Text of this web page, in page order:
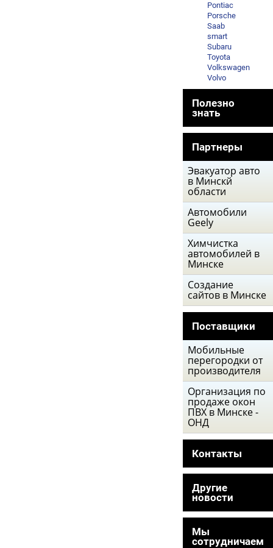
Pontiac
Porsche
Saab
smart
Subaru
Toyota
Volkswagen
Volvo
Полезно
знать
Партнеры
Эвакуатор авто
в Минскй
области
Автомобили
Geely
Химчистка
автомобилей в
Минске
Создание
сайтов в Минске
Поставщики
Мобильные
перегородки от
производителя
Организация по
продаже окон
ПВХ в Минске -
ОНД
Контакты
Другие
новости
Мы
сотрудничаем